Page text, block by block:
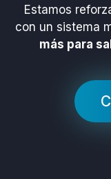
Estamos
con un sistema
más para